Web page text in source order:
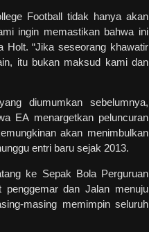
Football tidak hanya akan
ingin memastikan bahwa ini
Holt. “Jika seseorang khawatir
itu bukan maksud kami dan
diumumkan sebelumnya,
EA menargetkan peluncuran
akan menimbulkan
entri baru sejak 2013.
ke Sepak Bola Perguruan
penggemar dan Jalan menuju
masing memimpin seluruh